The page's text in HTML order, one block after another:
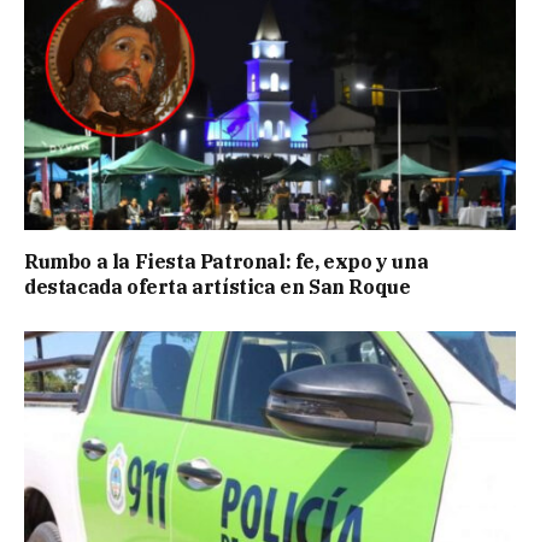
Rumbo a la Fiesta Patronal: fe, expo y una
destacada oferta artística en San Roque